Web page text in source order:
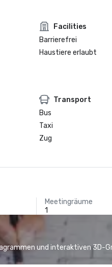
Facilities
Barrierefrei
Haustiere erlaubt
Transport
Bus
Taxi
Zug
Meetingräume
1
und interaktiven 3D-